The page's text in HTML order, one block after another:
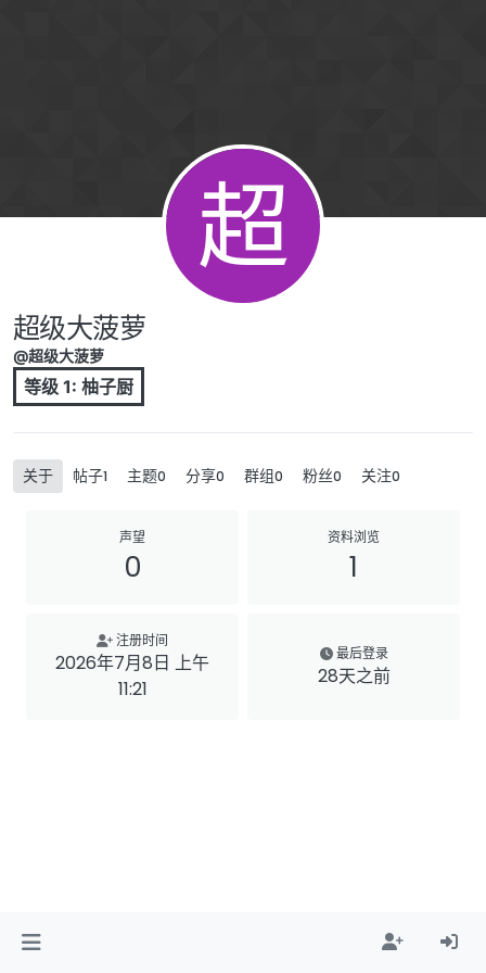
超
超级大菠萝
@超级大菠萝
等级 1: 柚子厨
关于 帖子1 主题0 分享0 群组0 粉丝0 关注0
声望
0
资料浏览
1
注册时间
2026年7月8日 上午
11:21
最后登录
28天之前